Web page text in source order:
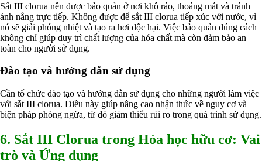
Sắt III clorua nên được bảo quản ở nơi khô ráo, thoáng mát và tránh
ánh nắng trực tiếp. Không được để sắt III clorua tiếp xúc với nước, vì
nó sẽ giải phóng nhiệt và tạo ra hơi độc hại. Việc bảo quản đúng cách
không chỉ giúp duy trì chất lượng của hóa chất mà còn đảm bảo an
toàn cho người sử dụng.
Đào tạo và hướng dẫn sử dụng
Cần tổ chức đào tạo và hướng dẫn sử dụng cho những người làm việc
với sắt III clorua. Điều này giúp nâng cao nhận thức về nguy cơ và
biện pháp phòng ngừa, từ đó giảm thiểu rủi ro trong quá trình sử dụng.
6. Sắt III Clorua trong Hóa học hữu cơ: Vai
trò và Ứng dụng